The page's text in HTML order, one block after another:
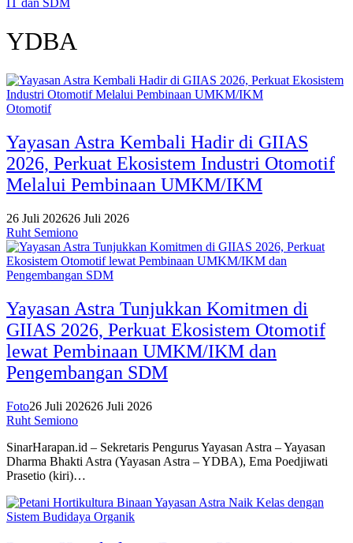
IT dan SDM
YDBA
Otomotif
Yayasan Astra Kembali Hadir di GIIAS
2026, Perkuat Ekosistem Industri Otomotif
Melalui Pembinaan UMKM/IKM
26 Juli 202626 Juli 2026
Ruht Semiono
Yayasan Astra Tunjukkan Komitmen di
GIIAS 2026, Perkuat Ekosistem Otomotif
lewat Pembinaan UMKM/IKM dan
Pengembangan SDM
Foto26 Juli 202626 Juli 2026
Ruht Semiono
SinarHarapan.id – Sekretaris Pengurus Yayasan Astra – Yayasan
Dharma Bhakti Astra (Yayasan Astra – YDBA), Ema Poedjiwati
Prasetio (kiri)…